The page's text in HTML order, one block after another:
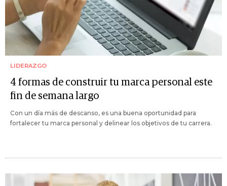
LIDERAZGO
4 formas de construir tu marca personal este
fin de semana largo
Con un día más de descanso, es una buena oportunidad para
fortalecer tu marca personal y delinear los objetivos de tu carrera.